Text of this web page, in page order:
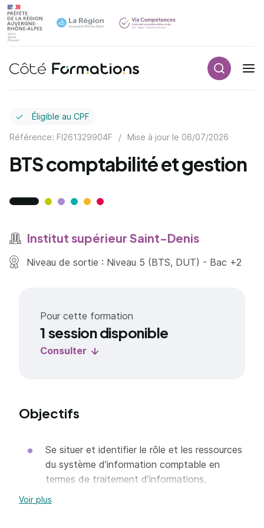
Navigation principale
Éligible au CPF
Référence: FI261329904F / Mise à jour le 06/07/2026
BTS comptabilité et gestion
Institut supérieur Saint-Denis
Niveau de sortie : Niveau 5 (BTS, DUT) - Bac +2
Pour cette formation
1 session disponible
Consulter
Objectifs
Se situer et identifier le rôle et les ressources
du système d’information comptable en
termes de traitement d’informations.
Identifier et rechercher les textes légaux et
Voir plus